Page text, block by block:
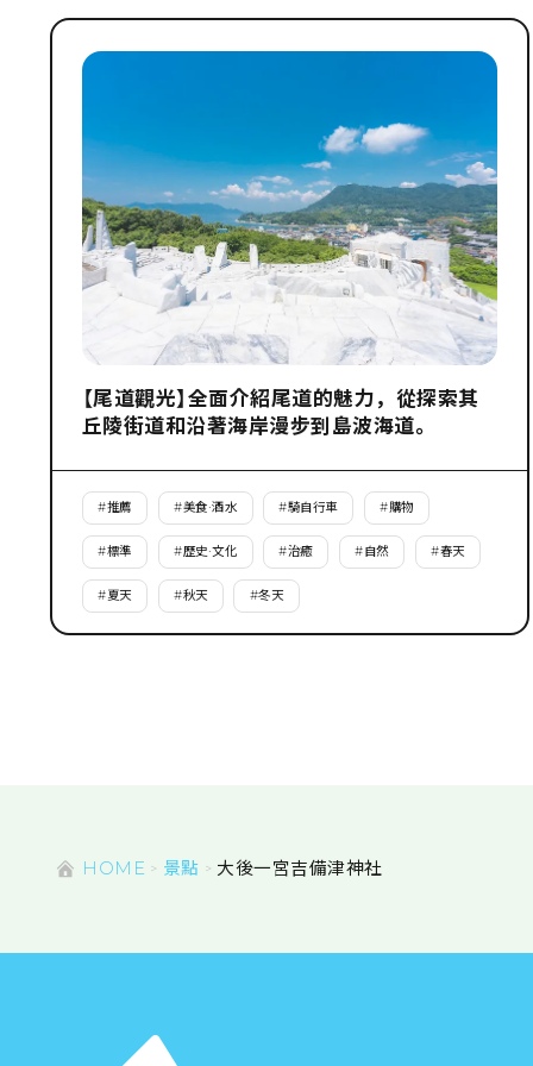
【尾道觀光】全面介紹尾道的魅力，從探索其
丘陵街道和沿著海岸漫步到島波海道。
#推薦 #美食·酒水 #騎自行車 #購物
#標準 #歷史·文化 #治癒 #自然 #春天
#夏天 #秋天 #冬天
HOME 景點 大後一宮吉備津神社